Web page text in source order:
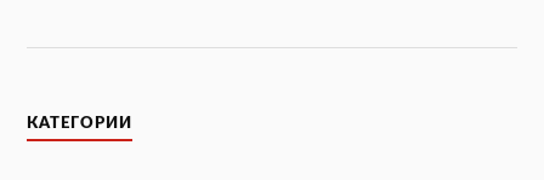
КАТЕГОРИИ